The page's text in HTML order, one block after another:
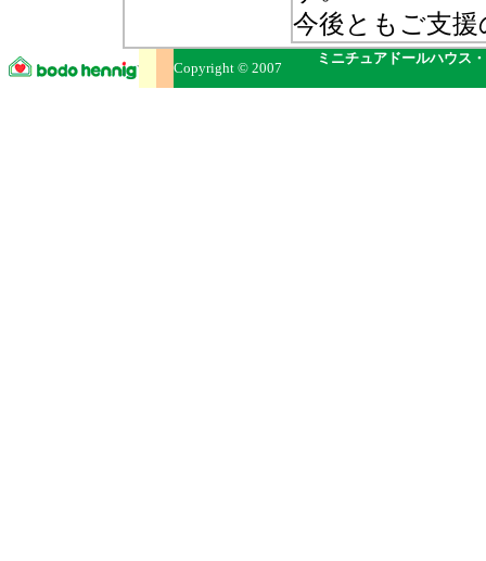
今後ともご支
Copyright © 2007
ミニチュアドールハウス